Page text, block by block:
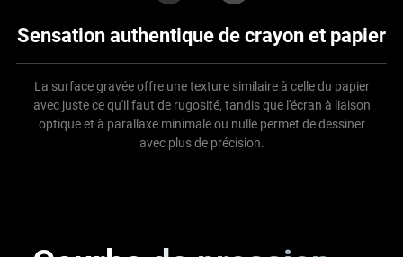
Sensation authentique de crayon et papier
La surface gravée offre une texture similaire à celle du papier
avec juste ce qu'il faut de rugosité, tandis que l'écran à liaison
optique et à parallaxe minimale ou nulle permet de dessiner
avec plus de précision.